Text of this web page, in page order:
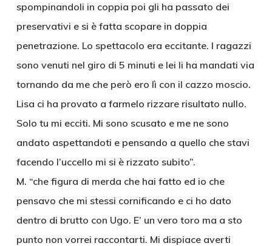
spompinandoli in coppia poi gli ha passato dei
preservativi e si è fatta scopare in doppia
penetrazione. Lo spettacolo era eccitante. I ragazzi
sono venuti nel giro di 5 minuti e lei li ha mandati via
tornando da me che però ero lì con il cazzo moscio.
Lisa ci ha provato a farmelo rizzare risultato nullo.
Solo tu mi ecciti. Mi sono scusato e me ne sono
andato aspettandoti e pensando a quello che stavi
facendo l’uccello mi si è rizzato subito”.
M. “che figura di merda che hai fatto ed io che
pensavo che mi stessi cornificando e ci ho dato
dentro di brutto con Ugo. E’ un vero toro ma a sto
punto non vorrei raccontarti. Mi dispiace averti